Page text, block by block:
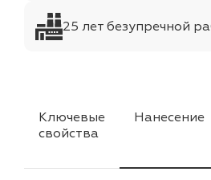
25 лет безупречной
Ключевые
свойства
Нанесение